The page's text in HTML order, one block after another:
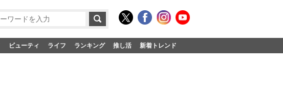
ビューティ ライフ ランキング 推し活 新着トレンド